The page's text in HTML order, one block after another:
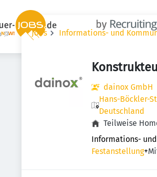
Jobs Informations- und
dainox GmbH
Hans-Böckler-
Deutschland
Teilweise
Informations-
Festanstellung+